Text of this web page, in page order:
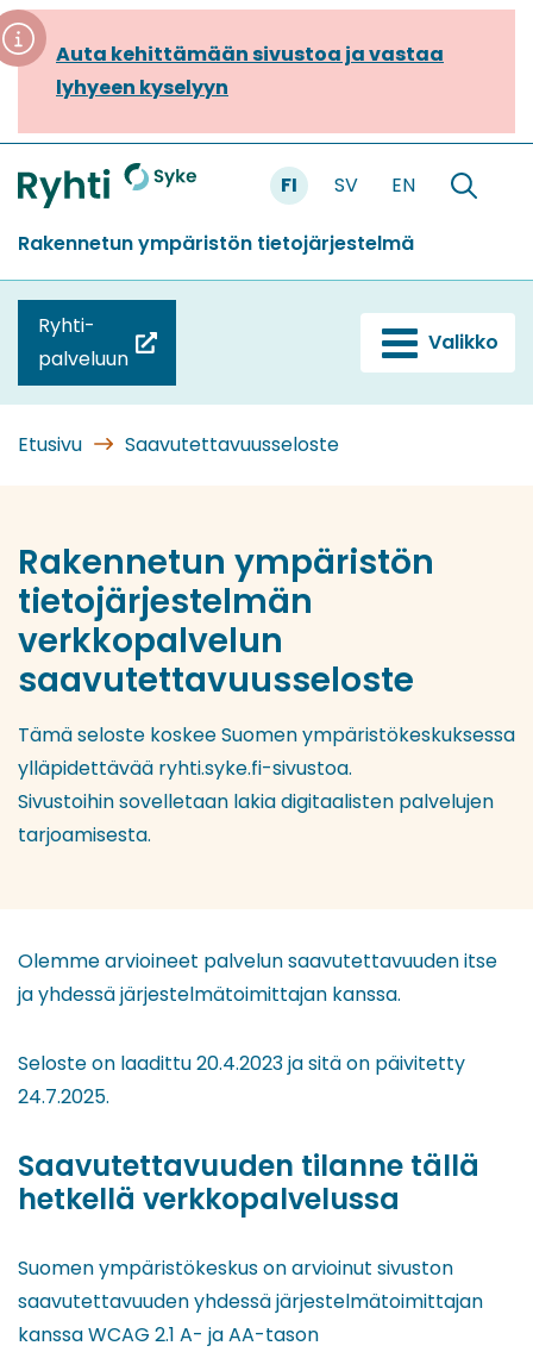
Siirry
sisältöönAuta kehittämään sivustoa ja vastaa
lyhyeen kyselyyn
Etusivu
FI SV EN
Hae
Rakennetun ympäristön tietojärjestelmä
Ryhti-
palveluun
(siirryt
toiseen
Valikko
Etusivu Saavutettavuusseloste
Rakennetun ympäristön
tietojärjestelmän
verkkopalvelun
saavutettavuusseloste
Tämä seloste koskee Suomen ympäristökeskuksessa
ylläpidettävää ryhti.syke.fi-sivustoa.
Sivustoihin sovelletaan lakia digitaalisten palvelujen
tarjoamisesta.
Olemme arvioineet palvelun saavutettavuuden itse
ja yhdessä järjestelmätoimittajan kanssa.
Seloste on laadittu 20.4.2023 ja sitä on päivitetty
24.7.2025.
Saavutettavuuden tilanne tällä
hetkellä verkkopalvelussa
Suomen ympäristökeskus on arvioinut sivuston
saavutettavuuden yhdessä järjestelmätoimittajan
kanssa WCAG 2.1 A- ja AA-tason